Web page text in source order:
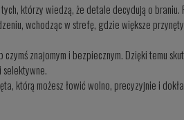
którzy wiedzą, że detale decydują o braniu.
wchodząc w strefę, gdzie większe
znajomym i bezpiecznym. Dzięki temu
którą możesz łowić wolno, precyzyjnie i